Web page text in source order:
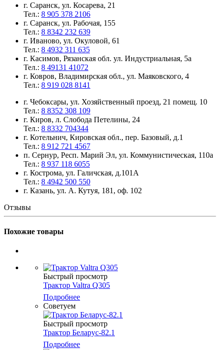
г. Саранск, ул. Косарева, 21
Тел.: 8 905 378 2106
г. Саранск, ул. Рабочая, 155
Тел.: 8 8342 232 639
г. Иваново, ул. Окуловой, 61
Тел.: 8 4932 311 635
г. Касимов, Рязанская обл. ул. Индустриальная, 5а
Тел.: 8 49131 41072
г. Ковров, Владимирская обл., ул. Маяковского, 4
Тел.: 8 919 028 8141
г. Чебоксары, ул. Хозяйственный проезд, 21 помещ. 10
Тел.: 8 8352 308 109
г. Киров, л. Слобода Петелины, 24
Тел.: 8 8332 704344
г. Котельнич, Кировская обл., пер. Базовый, д.1
Тел.: 8 912 721 4567
п. Сернур, Респ. Марий Эл, ул. Коммунистическая, 110а
Тел.: 8 937 118 6055
г. Кострома, ул. Галичская, д.101А
Тел.: 8 4942 500 550
г. Казань, ул. А. Кутуя, 181, оф. 102
Отзывы
Похожие товары
Быстрый просмотр
Трактор Valtra Q305
Подробнее
Советуем
Быстрый просмотр
Трактор Беларус-82.1
Подробнее